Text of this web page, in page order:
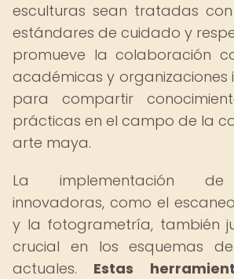
esculturas sean tratadas
estándares de cuidado y
promueve la colaboración
académicas y organizaciones
para compartir
prácticas en el campo de la
arte maya.
La implementación de
innovadoras, como el
y la fotogrametría, también
crucial en los esquemas
actuales. Estas